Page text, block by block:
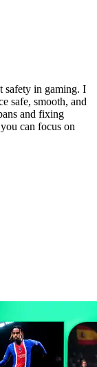
safety in gaming. I
safe, smooth, and
and fixing
can focus on